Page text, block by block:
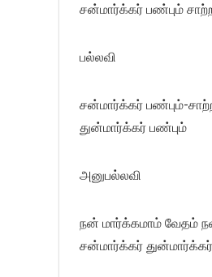
சன்மார்க்கர் பண்பும்
பல்லவி
சன்மார்க்கர் பண்பும்-
துன்மார்க்கர் பண்பும்
அனுபல்லவி
நன் மார்க்கமாம் வேதம்
சன்மார்க்கர்